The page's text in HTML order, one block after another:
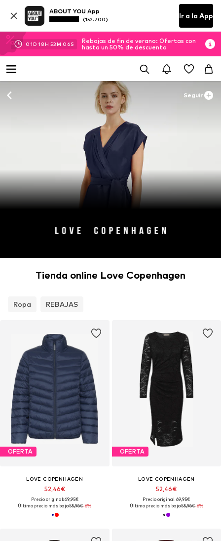
ABOUT YOU App
(152.700) Ir a la App
01D 18H 53M 05S
Rebajas de fin de verano: Ofertas con
hasta un 50% de descuento
Seguir
Tienda online Love Copenhagen
Ropa REBAJAS
OFERTA
LOVE COPENHAGEN
52,46€
Precio original: 69,95€
Último precio más bajo:55,96€-6%
OFERTA
LOVE COPENHAGEN
52,46€
Precio original: 69,95€
Último precio más bajo:55,96€-6%